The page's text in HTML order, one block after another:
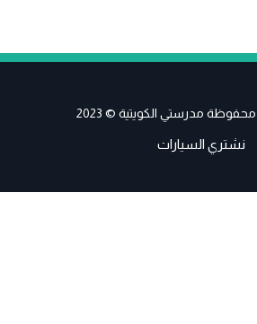
مدرستي الكويتية © 2023
نشتري السيارات